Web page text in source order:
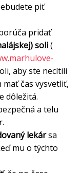
piť
pridať
soli(
aby ste necítili
mať čas vysvetliť,
dôležitá.
a telu
lekársa
mu o týchto